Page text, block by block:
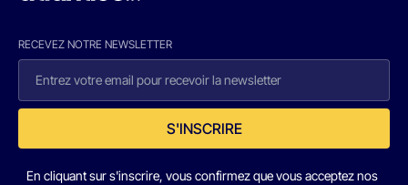
RECEVEZ NOTRE NEWSLETTER
S'INSCRIRE
En cliquant sur s'inscrire, vous confirmez que vous acceptez nos